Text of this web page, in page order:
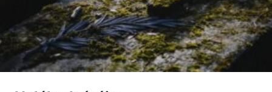
ÚRANGYALA
IMÁJA